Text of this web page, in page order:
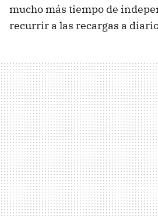
mucho más tiempo de
recurrir a las recargas a